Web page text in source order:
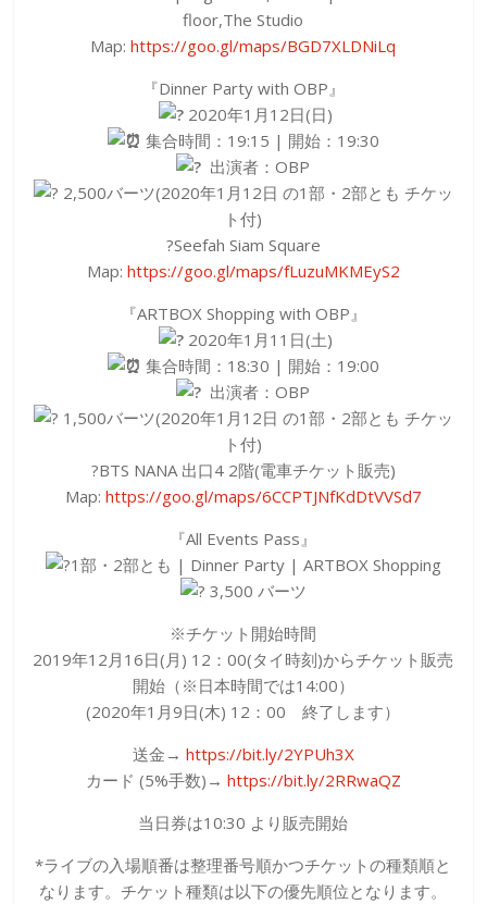
floor,The Studio
Map:https://goo.gl/maps/BGD7XLDNiLq
『Dinner Party with OBP』
2020年1月12日(日)
集合時間：19:15 | 開始：19:30
出演者：OBP
2,500バーツ(2020年1月12日 の1部・2部とも チケッ
ト付)
?Seefah Siam Square
Map: https://goo.gl/maps/fLuzuMKMEyS2
『ARTBOX Shopping with OBP』
2020年1月11日(土)
集合時間：18:30 | 開始：19:00
出演者：OBP
1,500バーツ(2020年1月12日 の1部・2部とも チケッ
ト付)
?BTS NANA 出口4 2階(電車チケット販売)
Map: https://goo.gl/maps/6CCPTJNfKdDtVVSd7
『All Events Pass』
1部・2部とも | Dinner Party | ARTBOX Shopping
3,500 バーツ
※チケット開始時間
2019年12月16日(月) 12：00(タイ時刻)からチケット販売
開始（※日本時間では14:00）
(2020年1月9日(木) 12：00 終了します）
送金→ https://bit.ly/2YPUh3X
カード (5%手数)→ https://bit.ly/2RRwaQZ
当日券は10:30 より販売開始
*ライブの入場順番は整理番号順かつチケットの種類順と
なります。チケット種類は以下の優先順位となります。